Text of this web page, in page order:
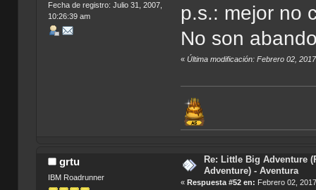
Fecha de registro: Julio 31, 2007,
10:26:39 am
p.s.: mejor no
No son
«Última modificación: Febrero 02,
grtu
IBM Roadrunner
Re: Little Big Adventure
Adventure) - Aventura
«Respuesta #52 en: Febrero 02,